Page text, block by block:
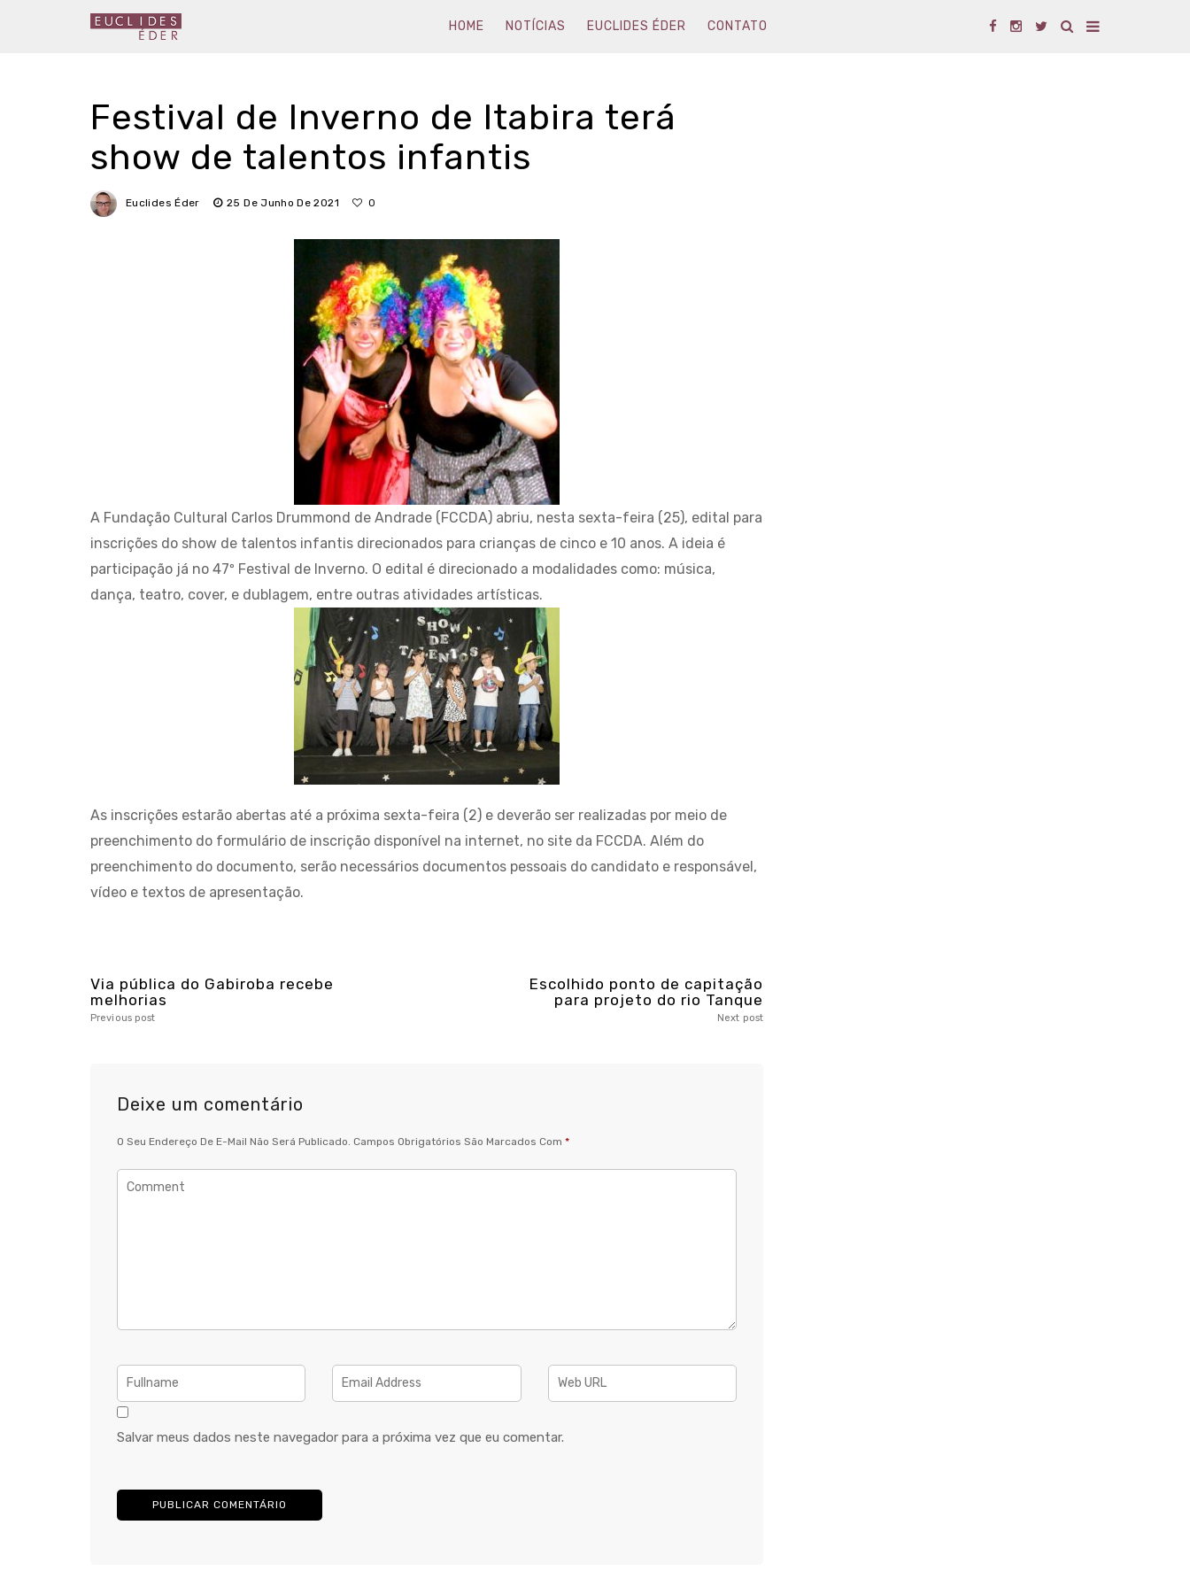
HOME NOTÍCIAS EUCLIDES ÉDER CONTATO
Festival de Inverno de Itabira terá
show de talentos infantis
Euclides Éder 25 De Junho De 2021 0
A Fundação Cultural Carlos Drummond de Andrade (FCCDA) abriu, nesta sexta-feira (25), edital para
inscrições do show de talentos infantis direcionados para crianças de cinco e 10 anos. A ideia é
participação já no 47º Festival de Inverno. O edital é direcionado a modalidades como: música,
dança, teatro, cover, e dublagem, entre outras atividades artísticas.
As inscrições estarão abertas até a próxima sexta-feira (2) e deverão ser realizadas por meio de
preenchimento do formulário de inscrição disponível na internet, no site da FCCDA. Além do
preenchimento do documento, serão necessários documentos pessoais do candidato e responsável,
vídeo e textos de apresentação.
Via pública do Gabiroba recebe
melhorias
Previous post
Escolhido ponto de capitação
para projeto do rio Tanque
Next post
Deixe um comentário
O Seu Endereço De E-Mail Não Será Publicado. Campos Obrigatórios São Marcados Com *
Salvar meus dados neste navegador para a próxima vez que eu comentar.